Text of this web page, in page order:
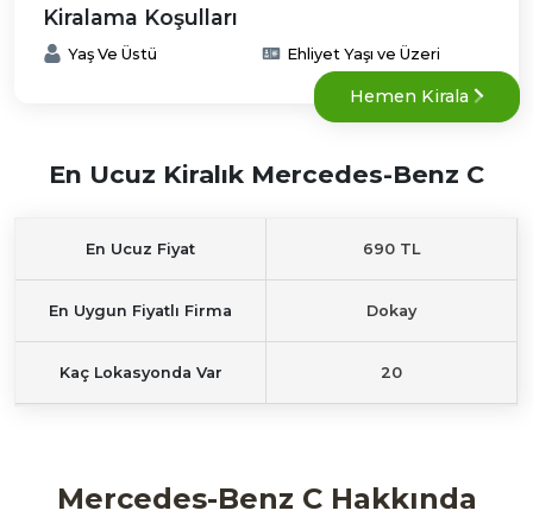
Kiralama Koşulları
Yaş Ve Üstü Ehliyet Yaşı ve Üzeri
Hemen Kirala
En Ucuz Kiralık Mercedes-Benz C
En Ucuz Fiyat 690 TL
En Uygun Fiyatlı Firma Dokay
Kaç Lokasyonda Var 20
Mercedes-Benz C Hakkında